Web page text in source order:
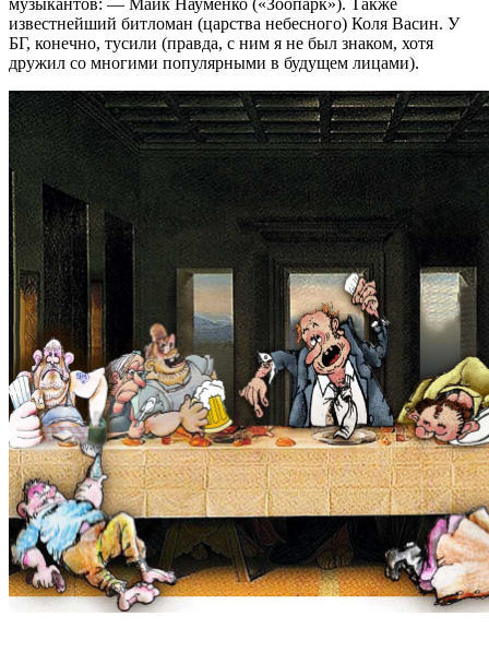
известнейший битломан (царства небесного) Коля Васин. У
БГ, конечно, тусили (правда, с ним я не был знаком, хотя
дружил со многими популярными в будущем лицами).